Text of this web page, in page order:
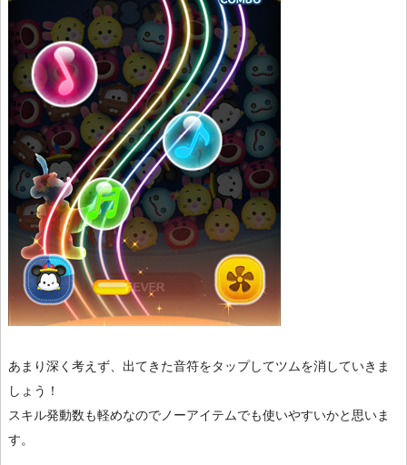
あまり深く考えず、出てきた音符をタップしてツムを消していきま
しょう！
スキル発動数も軽めなのでノーアイテムでも使いやすいかと思いま
す。